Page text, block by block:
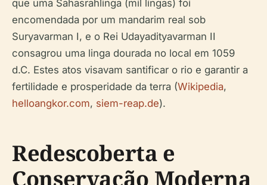
que uma Sahasrahlinga (mil lingas) foi
encomendada por um mandarim real sob
Suryavarman I, e o Rei Udayadityavarman II
consagrou uma linga dourada no local em 1059
d.C. Estes atos visavam santificar o rio e garantir a
fertilidade e prosperidade da terra (Wikipedia,
helloangkor.com, siem-reap.de).
Redescoberta e
Conservação Moderna